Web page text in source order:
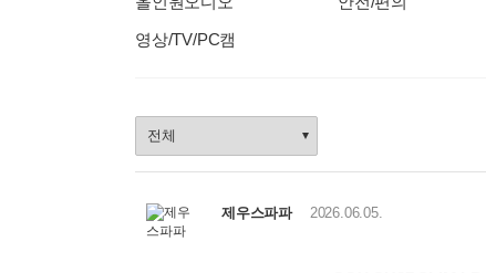
영상/TV/PC캠
품
선
택
제우스파파 2026.06.05.